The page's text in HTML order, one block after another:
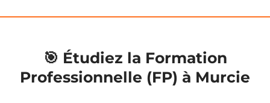
🎯 Étudiez la Formation
Professionnelle (FP) à Murcie